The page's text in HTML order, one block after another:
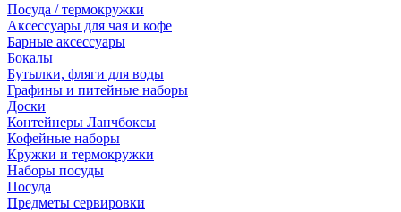
Посуда / термокружки
Аксессуары для чая и кофе
Барные аксессуары
Бокалы
Бутылки, фляги для воды
Графины и питейные наборы
Доски
Контейнеры Ланчбоксы
Кофейные наборы
Кружки и термокружки
Наборы посуды
Посуда
Предметы сервировки